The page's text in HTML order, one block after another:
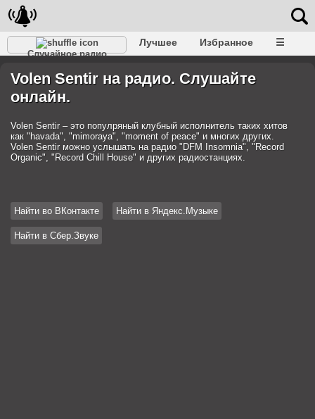
Случайное радио
Лучшее Избранное ☰
Volen Sentir на радио. Слушайте
онлайн.
Volen Sentir – это популряный клубный исполнитель таких хитов
как "havada", "mimoraya", "moment of peace" и многих других.
Volen Sentir можно услышать на радио "DFM Insomnia", "Record
Organic", "Record Chill House" и других радиостанциях.
Найти во ВКонтакте Найти в Яндекс.Музыке
Найти в Сбер.Звуке